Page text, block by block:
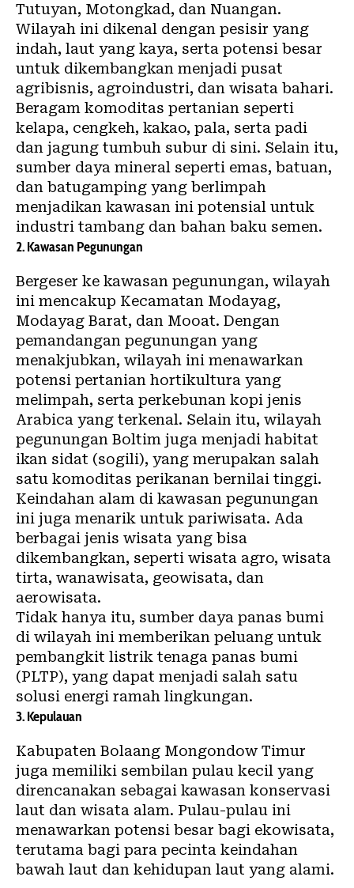
Tutuyan, Motongkad, dan Nuangan.
Wilayah ini dikenal dengan pesisir yang
indah, laut yang kaya, serta potensi besar
untuk dikembangkan menjadi pusat
agribisnis, agroindustri, dan wisata bahari.
Beragam komoditas pertanian seperti
kelapa, cengkeh, kakao, pala, serta padi
dan jagung tumbuh subur di sini. Selain itu,
sumber daya mineral seperti emas, batuan,
dan batugamping yang berlimpah
menjadikan kawasan ini potensial untuk
industri tambang dan bahan baku semen.
2. Kawasan Pegunungan
Bergeser ke kawasan pegunungan, wilayah
ini mencakup Kecamatan Modayag,
Modayag Barat, dan Mooat. Dengan
pemandangan pegunungan yang
menakjubkan, wilayah ini menawarkan
potensi pertanian hortikultura yang
melimpah, serta perkebunan kopi jenis
Arabica yang terkenal. Selain itu, wilayah
pegunungan Boltim juga menjadi habitat
ikan sidat (sogili), yang merupakan salah
satu komoditas perikanan bernilai tinggi.
Keindahan alam di kawasan pegunungan
ini juga menarik untuk pariwisata. Ada
berbagai jenis wisata yang bisa
dikembangkan, seperti wisata agro, wisata
tirta, wanawisata, geowisata, dan
aerowisata.
Tidak hanya itu, sumber daya panas bumi
di wilayah ini memberikan peluang untuk
pembangkit listrik tenaga panas bumi
(PLTP), yang dapat menjadi salah satu
solusi energi ramah lingkungan.
3. Kepulauan
Kabupaten Bolaang Mongondow Timur
juga memiliki sembilan pulau kecil yang
direncanakan sebagai kawasan konservasi
laut dan wisata alam. Pulau-pulau ini
menawarkan potensi besar bagi ekowisata,
terutama bagi para pecinta keindahan
bawah laut dan kehidupan laut yang alami.